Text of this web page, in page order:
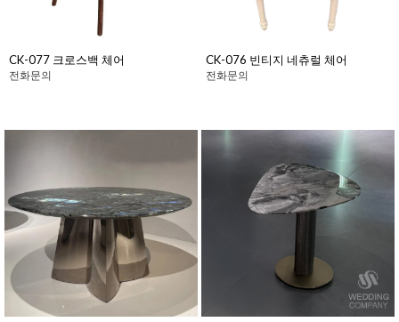
CK-077 크로스백 체어
전화문의
CK-076 빈티지 네츄럴 체어
전화문의